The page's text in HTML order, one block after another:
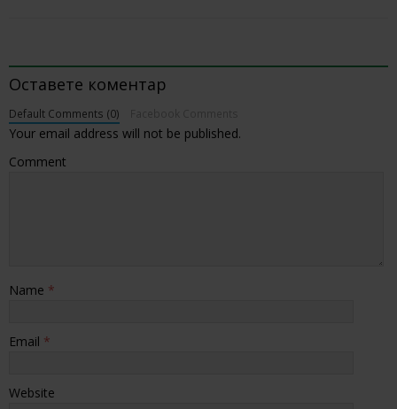
Оставете коментар
Default Comments (0)
Your email address will not be published.
Comment
Name *
Email *
Website